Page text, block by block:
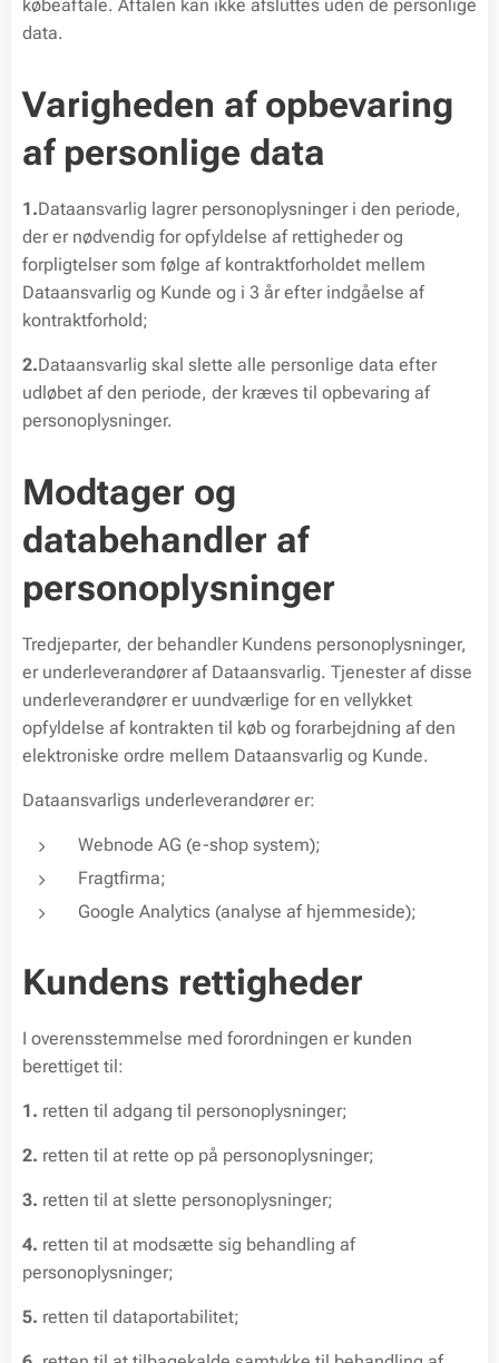
købeaftale. Aftalen kan ikke afsluttes uden de personlige
data.
Varigheden af opbevaring
af personlige data
1.Dataansvarlig lagrer personoplysninger i den periode,
der er nødvendig for opfyldelse af rettigheder og
forpligtelser som følge af kontraktforholdet mellem
Dataansvarlig og Kunde og i 3 år efter indgåelse af
kontraktforhold;
2.Dataansvarlig skal slette alle personlige data efter
udløbet af den periode, der kræves til opbevaring af
personoplysninger.
Modtager og
databehandler af
personoplysninger
Tredjeparter, der behandler Kundens personoplysninger,
er underleverandører af Dataansvarlig. Tjenester af disse
underleverandører er uundværlige for en vellykket
opfyldelse af kontrakten til køb og forarbejdning af den
elektroniske ordre mellem Dataansvarlig og Kunde.
Dataansvarligs underleverandører er:
Webnode AG (e-shop system);
Fragtfirma;
Google Analytics (analyse af hjemmeside);
Kundens rettigheder
I overensstemmelse med forordningen er kunden
berettiget til:
1. retten til adgang til personoplysninger;
2. retten til at rette op på personoplysninger;
3. retten til at slette personoplysninger;
4. retten til at modsætte sig behandling af
personoplysninger;
5. retten til dataportabilitet;